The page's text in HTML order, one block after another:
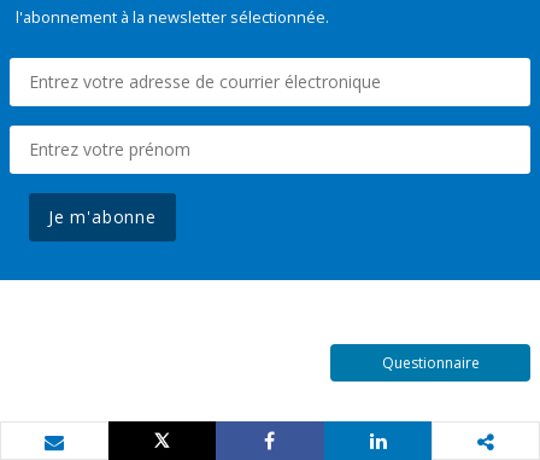
l'abonnement à la newsletter sélectionnée.
Je m'abonne
Questionnaire